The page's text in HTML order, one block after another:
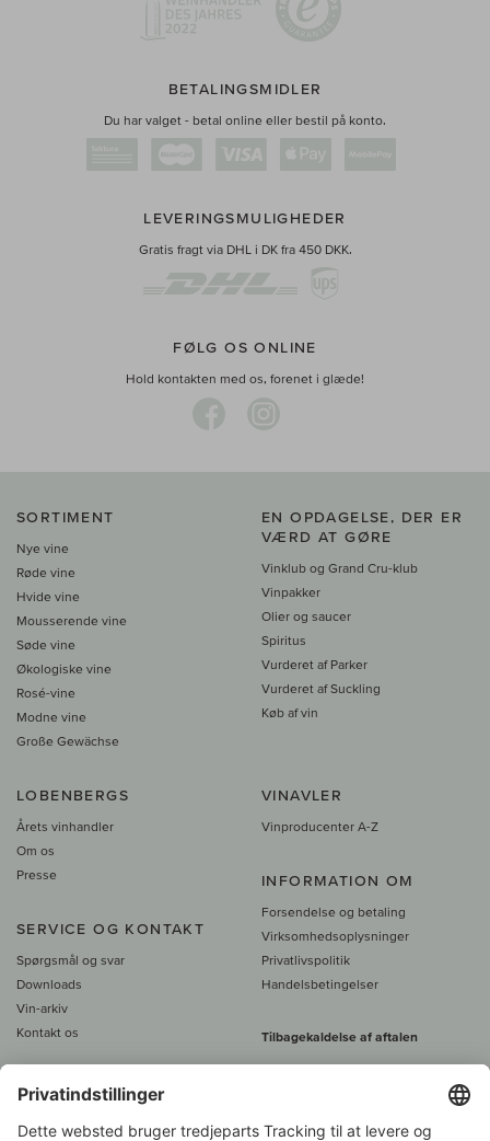
BETALINGSMIDLER
Du har valget - betal online eller bestil på konto.
LEVERINGSMULIGHEDER
Gratis fragt via DHL i DK fra 450 DKK.
FØLG OS ONLINE
Hold kontakten med os, forenet i glæde!
SORTIMENT
Nye vine
Røde vine
Hvide vine
Mousserende vine
Søde vine
Økologiske vine
Rosé-vine
Modne vine
Große Gewächse
EN OPDAGELSE, DER ER
VÆRD AT GØRE
Vinklub og Grand Cru-klub
Vinpakker
Olier og saucer
Spiritus
Vurderet af Parker
Vurderet af Suckling
Køb af vin
LOBENBERGS
Årets vinhandler
Om os
Presse
SERVICE OG KONTAKT
Spørgsmål og svar
Downloads
Vin-arkiv
Kontakt os
VINAVLER
Vinproducenter A-Z
INFORMATION OM
Forsendelse og betaling
Virksomhedsoplysninger
Privatlivspolitik
Handelsbetingelser
Tilbagekaldelse af aftalen
Alle priser er inkl. moms, plus 39
450 DKK gratis fragt